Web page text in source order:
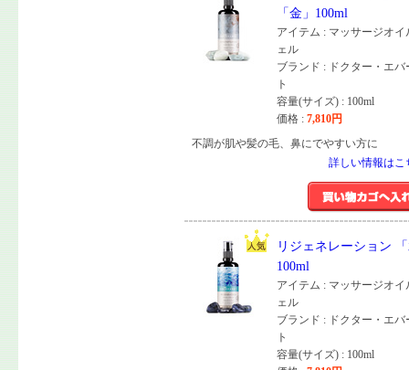
「金」100ml
アイテム : マッサージオイ
ェル
ブランド : ドクター・エバ
ト
容量(サイズ) : 100ml
価格 : 7,810円
不調が肌や髪の毛、鼻にでやすい方に
詳しい情報はこ
リジェネレーション
100ml
アイテム : マッサージオイ
ェル
ブランド : ドクター・エバ
ト
容量(サイズ) : 100ml